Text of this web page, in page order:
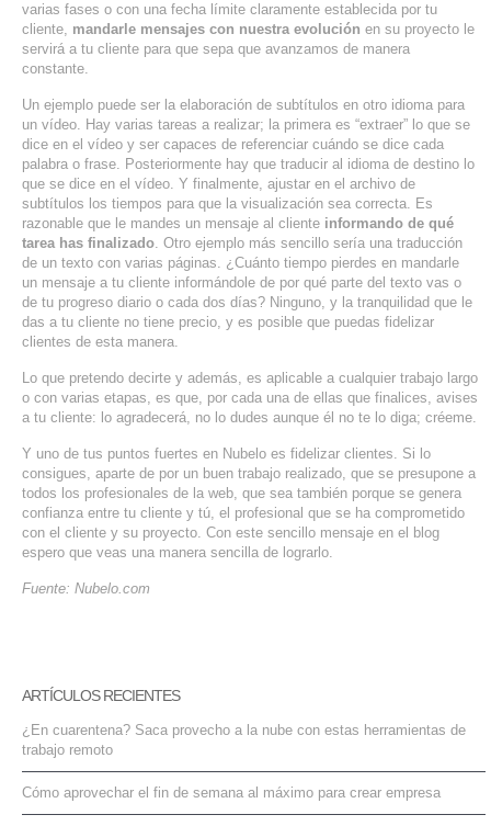
varias fases o con una fecha límite claramente establecida por tu
cliente, mandarle mensajes con nuestra evolución en su proyecto le
servirá a tu cliente para que sepa que avanzamos de manera
constante.
Un ejemplo puede ser la elaboración de subtítulos en otro idioma para
un vídeo. Hay varias tareas a realizar; la primera es “extraer” lo que se
dice en el vídeo y ser capaces de referenciar cuándo se dice cada
palabra o frase. Posteriormente hay que traducir al idioma de destino lo
que se dice en el vídeo. Y finalmente, ajustar en el archivo de
subtítulos los tiempos para que la visualización sea correcta. Es
razonable que le mandes un mensaje al cliente informando de qué
tarea has finalizado. Otro ejemplo más sencillo sería una traducción
de un texto con varias páginas. ¿Cuánto tiempo pierdes en mandarle
un mensaje a tu cliente informándole de por qué parte del texto vas o
de tu progreso diario o cada dos días? Ninguno, y la tranquilidad que le
das a tu cliente no tiene precio, y es posible que puedas fidelizar
clientes de esta manera.
Lo que pretendo decirte y además, es aplicable a cualquier trabajo largo
o con varias etapas, es que, por cada una de ellas que finalices, avises
a tu cliente: lo agradecerá, no lo dudes aunque él no te lo diga; créeme.
Y uno de tus puntos fuertes en Nubelo es fidelizar clientes. Si lo
consigues, aparte de por un buen trabajo realizado, que se presupone a
todos los profesionales de la web, que sea también porque se genera
confianza entre tu cliente y tú, el profesional que se ha comprometido
con el cliente y su proyecto. Con este sencillo mensaje en el blog
espero que veas una manera sencilla de lograrlo.
Fuente: Nubelo.com
ARTÍCULOS RECIENTES
¿En cuarentena? Saca provecho a la nube con estas herramientas de
trabajo remoto
Cómo aprovechar el fin de semana al máximo para crear empresa